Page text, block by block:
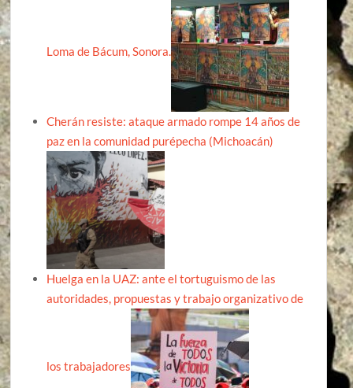
Loma de Bácum, Sonora.
Cherán resiste: ataque armado rompe 14 años de
paz en la comunidad purépecha (Michoacán)
Huelga en la UAZ: ante el tortuguismo de las
autoridades, propuestas y trabajo organizativo de
los trabajadores